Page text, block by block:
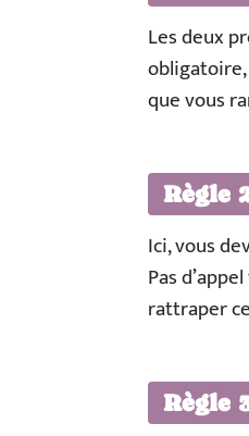
Les deux
que vous
Règle
Ici, vous
Pas
rattraper
Règle